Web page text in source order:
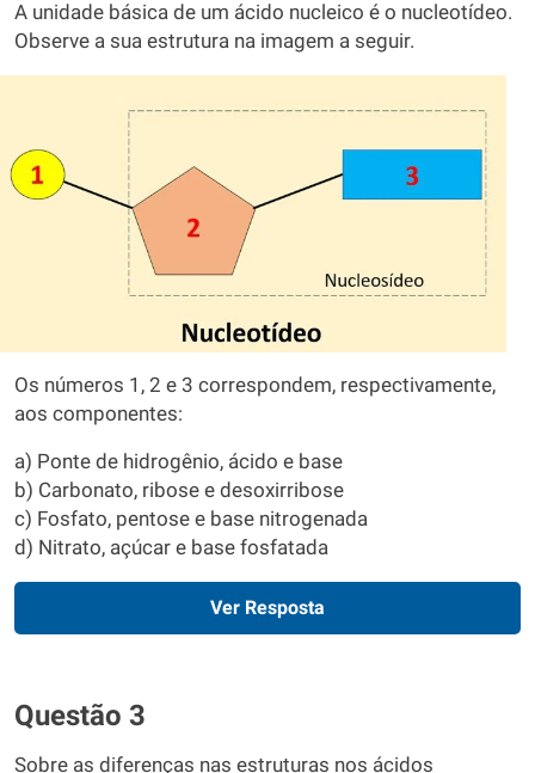
A unidade básica de um ácido nucleico é o nucleotídeo.
Observe a sua estrutura na imagem a seguir.
Os números 1, 2 e 3 correspondem, respectivamente,
aos componentes:
a) Ponte de hidrogênio, ácido e base
b) Carbonato, ribose e desoxirribose
c) Fosfato, pentose e base nitrogenada
d) Nitrato, açúcar e base fosfatada
Ver Resposta
Questão 3
Sobre as diferenças nas estruturas nos ácidos